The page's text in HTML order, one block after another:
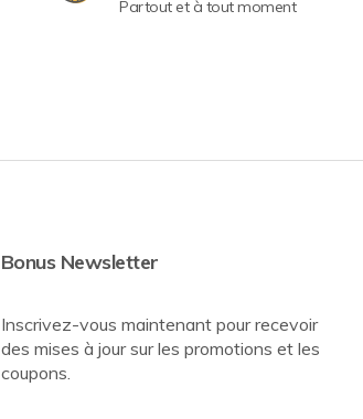
Partout et à tout moment
Bonus Newsletter
Inscrivez-vous maintenant pour recevoir
des mises à jour sur les promotions et les
coupons.